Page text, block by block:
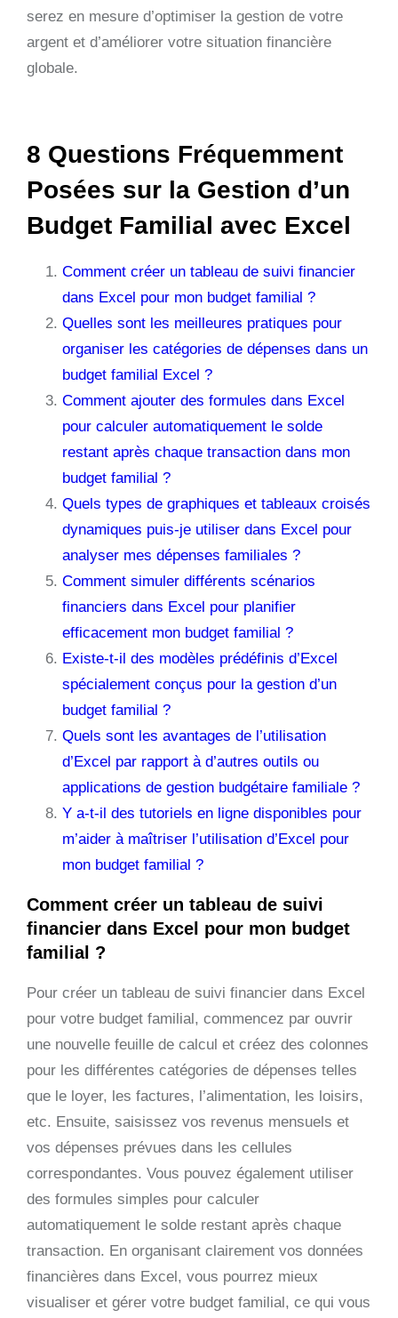
serez en mesure d’optimiser la gestion de votre
argent et d’améliorer votre situation financière
globale.
8 Questions Fréquemment
Posées sur la Gestion d’un
Budget Familial avec Excel
Comment créer un tableau de suivi financier
dans Excel pour mon budget familial ?
Quelles sont les meilleures pratiques pour
organiser les catégories de dépenses dans un
budget familial Excel ?
Comment ajouter des formules dans Excel
pour calculer automatiquement le solde
restant après chaque transaction dans mon
budget familial ?
Quels types de graphiques et tableaux croisés
dynamiques puis-je utiliser dans Excel pour
analyser mes dépenses familiales ?
Comment simuler différents scénarios
financiers dans Excel pour planifier
efficacement mon budget familial ?
Existe-t-il des modèles prédéfinis d’Excel
spécialement conçus pour la gestion d’un
budget familial ?
Quels sont les avantages de l’utilisation
d’Excel par rapport à d’autres outils ou
applications de gestion budgétaire familiale ?
Y a-t-il des tutoriels en ligne disponibles pour
m’aider à maîtriser l’utilisation d’Excel pour
mon budget familial ?
Comment créer un tableau de suivi
financier dans Excel pour mon budget
familial ?
Pour créer un tableau de suivi financier dans Excel
pour votre budget familial, commencez par ouvrir
une nouvelle feuille de calcul et créez des colonnes
pour les différentes catégories de dépenses telles
que le loyer, les factures, l’alimentation, les loisirs,
etc. Ensuite, saisissez vos revenus mensuels et
vos dépenses prévues dans les cellules
correspondantes. Vous pouvez également utiliser
des formules simples pour calculer
automatiquement le solde restant après chaque
transaction. En organisant clairement vos données
financières dans Excel, vous pourrez mieux
visualiser et gérer votre budget familial, ce qui vous